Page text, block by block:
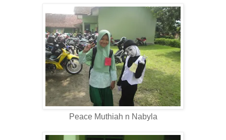
Peace Muthiah n Nabyla